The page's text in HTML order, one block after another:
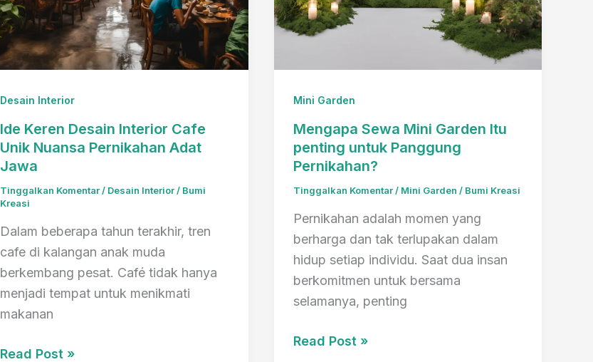
Desain Interior
Ide Keren Desain Interior Cafe
Unik Nuansa Pernikahan Adat
Jawa
Tinggalkan Komentar/ Desain Interior/ Bumi
Kreasi
Dalam beberapa tahun terakhir, tren
cafe di kalangan anak muda
berkembang pesat. Café tidak hanya
menjadi tempat untuk menikmati
makanan
Ide
Read Post »
Mini Garden
Mengapa Sewa Mini Garden Itu
penting untuk Panggung
Pernikahan?
Tinggalkan Komentar/ Mini Garden / Bumi Kreasi
Pernikahan adalah momen yang
berharga dan tak terlupakan dalam
hidup setiap individu. Saat dua insan
berkomitmen untuk bersama
selamanya, penting
Mengapa
Read Post »